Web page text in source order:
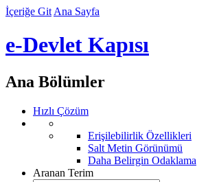
İçeriğe Git Ana Sayfa
e-Devlet Kapısı
Ana Bölümler
Hızlı Çözüm
Erişilebilirlik Özellikleri
Salt Metin Görünümü
Daha Belirgin Odaklama
Aranan Terim